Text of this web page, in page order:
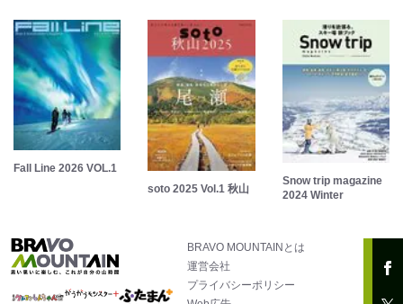
Fall Line 2026 VOL.1
soto 2025 Vol.1 秋山
Snow trip magazine
2024 Winter
BRAVO MOUNTAINとは
運営会社
プライバシーポリシー